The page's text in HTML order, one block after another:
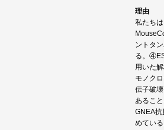
理由
私たち
ントタ
る。
用いた
モノク
伝子破
あるこ
GNEA抗
めてい